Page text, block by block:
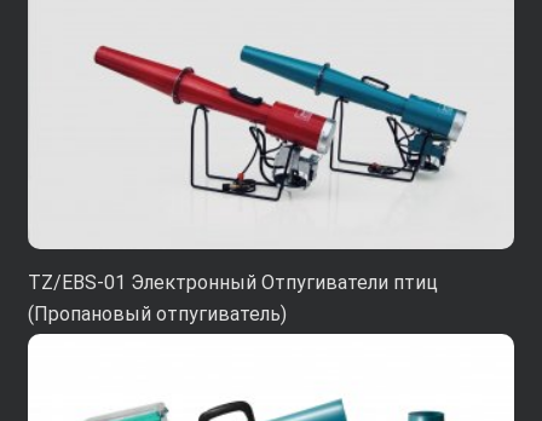
TZ/EBS-01 Электронный Отпугиватели птиц
(Пропановый отпугиватель)